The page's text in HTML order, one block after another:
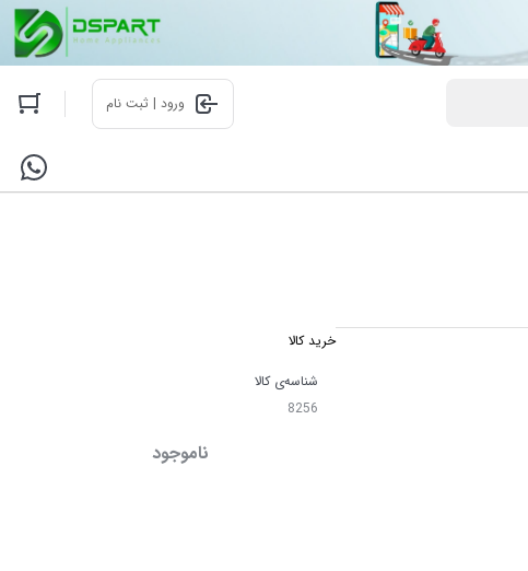
ورود | ثبت نام
خرید کالا
شناسه‌ی کالا
8256
ناموجود